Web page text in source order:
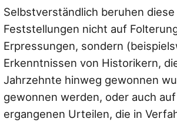
Selbstverständlich beruhen
Feststellungen nicht auf
Erpressungen, sondern
Erkenntnissen von Historikern,
Jahrzehnte hinweg gewonnen
gewonnen werden, oder auch
ergangenen Urteilen, die in